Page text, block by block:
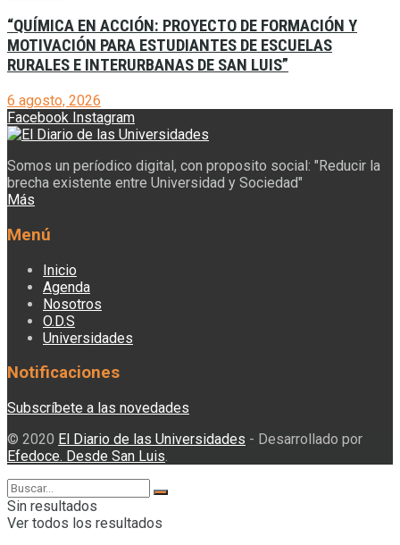
“QUÍMICA EN ACCIÓN: PROYECTO DE FORMACIÓN Y
MOTIVACIÓN PARA ESTUDIANTES DE ESCUELAS
RURALES E INTERURBANAS DE SAN LUIS”
6 agosto, 2026
Facebook Instagram
Somos un períodico digital, con proposito social: "Reducir la
brecha existente entre Universidad y Sociedad"
Más
Menú
Inicio
Agenda
Nosotros
O.D.S
Universidades
Notificaciones
Subscríbete a las novedades
© 2020 El Diario de las Universidades - Desarrollado por
Efedoce. Desde San Luis.
Sin resultados
Ver todos los resultados